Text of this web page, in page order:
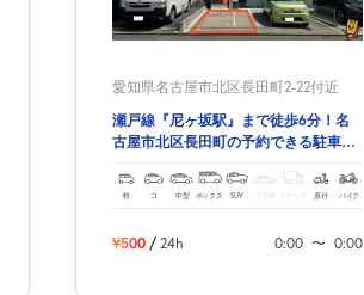
愛知県名古屋市北区長田町2-22付近
瀬戸線『尼ヶ坂駅』まで徒歩6分！名
古屋市北区長田町の予約できる駐車
軽 コ 中型 ボックス SUV 大型車 トラック 原付 バイク
¥500 / 24h 0:00 〜 0:00